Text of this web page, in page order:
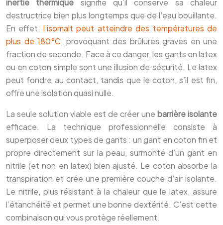
inertie thermique signifie qu’il conserve sa chaleur
destructrice bien plus longtemps que de l’eau bouillante.
En effet, l’isomalt peut atteindre des températures de
plus de 180°C, provoquant des brûlures graves en une
fraction de seconde. Face à ce danger, les gants en latex
ou en coton simple sont une illusion de sécurité. Le latex
peut fondre au contact, tandis que le coton, s’il est fin,
offre une isolation quasi nulle.
La seule solution viable est de créer une barrière isolante
efficace. La technique professionnelle consiste à
superposer deux types de gants : un gant en coton fin et
propre directement sur la peau, surmonté d’un gant en
nitrile (et non en latex) bien ajusté. Le coton absorbe la
transpiration et crée une première couche d’air isolante.
Le nitrile, plus résistant à la chaleur que le latex, assure
l’étanchéité et permet une bonne dextérité. C’est cette
combinaison qui vous protège réellement.